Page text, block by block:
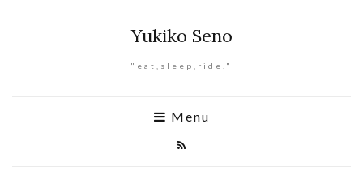
Yukiko Seno
"eat,sleep,ride."
Menu